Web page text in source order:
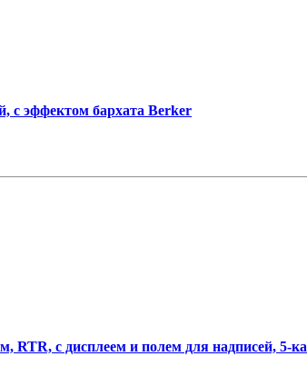
с эффектом бархата Berker
с дисплеем и полем для надписей, 5-